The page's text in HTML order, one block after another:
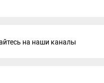
на наши каналы